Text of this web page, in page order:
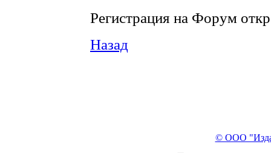
Регистрация на Форум
Назад
© ООО